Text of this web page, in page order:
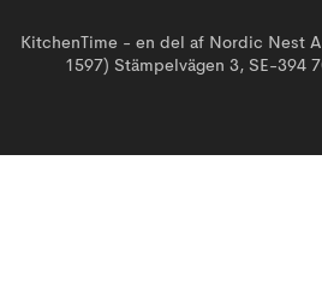
KitchenTime - en del af Nordic Nest
1597) Stämpelvägen 3, SE-394